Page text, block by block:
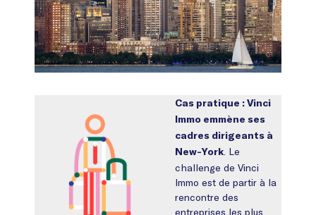
Cas pratique : Vinci
Immo emmène ses
cadres dirigeants à
New-York . Le
challenge de Vinci
Immo est de partir à la
rencontre des
entreprises les plus